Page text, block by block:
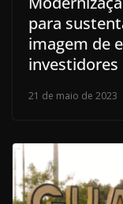
para
imagem de
investidores
21 de maio de 2023